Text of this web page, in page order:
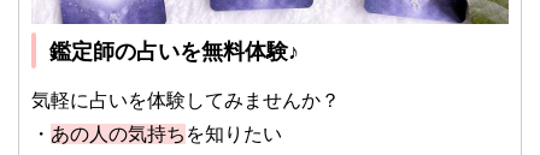
鑑定師の占いを無料体験♪
気軽に占いを体験してみませんか？
・ あの人の気持ち を知りたい